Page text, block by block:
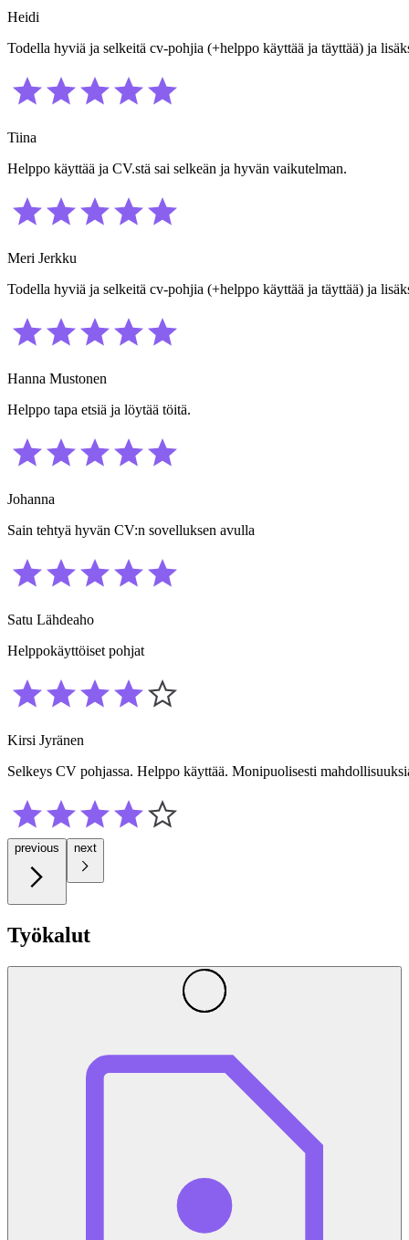
Heidi
Todella hyviä ja selkeitä cv-pohjia (+helppo käyttää ja täyttää) ja
Tiina
Helppo käyttää ja CV.stä sai selkeän ja hyvän vaikutelman.
Meri Jerkku
Todella hyviä ja selkeitä cv-pohjia (+helppo käyttää ja täyttää) ja
Hanna Mustonen
Helppo tapa etsiä ja löytää töitä.
Johanna
Sain tehtyä hyvän CV:n sovelluksen avulla
Satu Lähdeaho
Helppokäyttöiset pohjat
Kirsi Jyränen
Selkeys CV pohjassa. Helppo käyttää. Monipuolisesti
previous next
Työkalut